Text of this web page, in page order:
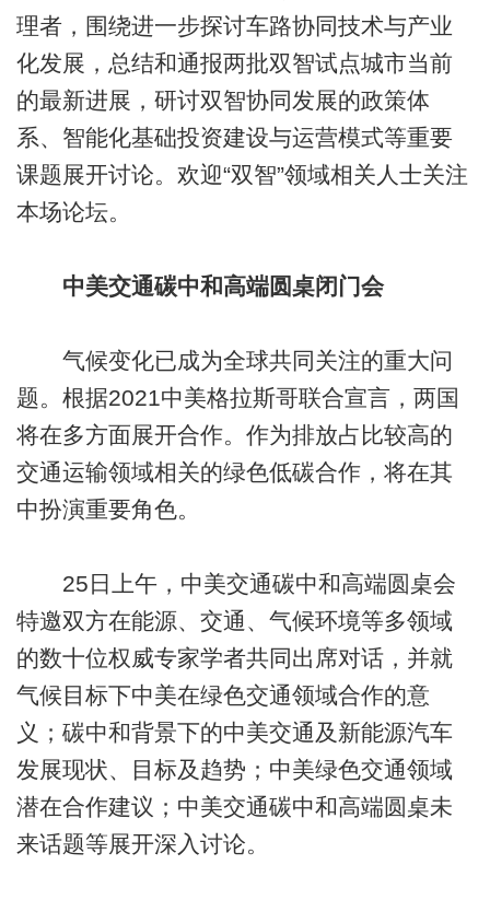
理者，围绕进一步探讨车路协同技术与产业
化发展，总结和通报两批双智试点城市当前
的最新进展，研讨双智协同发展的政策体
系、智能化基础投资建设与运营模式等重要
课题展开讨论。欢迎“双智”领域相关人士关注
本场论坛。
中美交通碳中和高端圆桌闭门会
气候变化已成为全球共同关注的重大问
题。根据2021中美格拉斯哥联合宣言，两国
将在多方面展开合作。作为排放占比较高的
交通运输领域相关的绿色低碳合作，将在其
中扮演重要角色。
25日上午，中美交通碳中和高端圆桌会
特邀双方在能源、交通、气候环境等多领域
的数十位权威专家学者共同出席对话，并就
气候目标下中美在绿色交通领域合作的意
义；碳中和背景下的中美交通及新能源汽车
发展现状、目标及趋势；中美绿色交通领域
潜在合作建议；中美交通碳中和高端圆桌未
来话题等展开深入讨论。